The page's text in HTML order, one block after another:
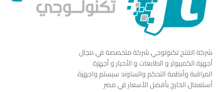
شركة الفتح تكنولوجي شركة متخصصة في مجال
أجهزة الكمبيوتر و الطابعات و الأحبار و أجهزة
المراقبة وأنظمة التحكم والساوند سيستم واجهزة
أستعمال الخارج بأفضل الأسعار في مصر